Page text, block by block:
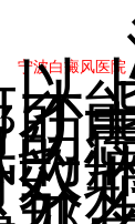
宁波白癜风医院
以
才
助
的
效
分